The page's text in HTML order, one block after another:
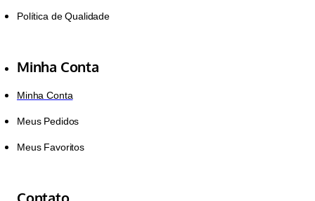
Política de Qualidade
Minha Conta
Minha Conta
Meus Pedidos
Meus Favoritos
Contato